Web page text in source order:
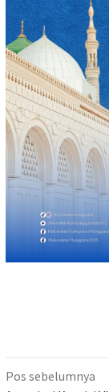
Navigasi
Pos sebelumnya